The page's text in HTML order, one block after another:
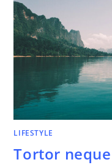
LIFESTYLE
Tortor